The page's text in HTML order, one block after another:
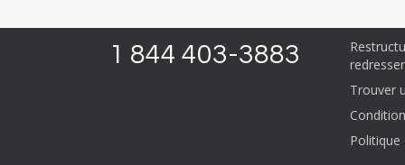
1 844 403-3883
Trouver
Politique